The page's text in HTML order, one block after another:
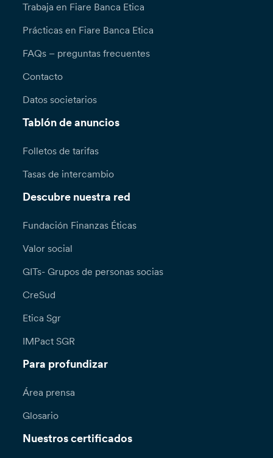
Trabaja en Fiare Banca Etica
Prácticas en Fiare Banca Etica
FAQs – preguntas frecuentes
Contacto
Datos societarios
Tablón de anuncios
Folletos de tarifas
Tasas de intercambio
Descubre nuestra red
Fundación Finanzas Éticas
Valor social
GITs- Grupos de personas socias
CreSud
Etica Sgr
IMPact SGR
Para profundizar
Área prensa
Glosario
Nuestros certificados